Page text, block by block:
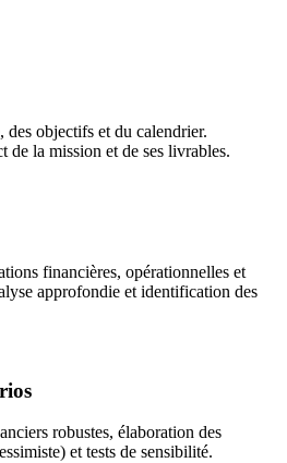
objectifs et du calendrier.
la mission et de ses livrables.
financières, opérationnelles et
approfondie et identification des
robustes, élaboration des
et tests de sensibilité.